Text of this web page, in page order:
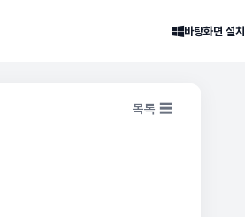
바탕화면 설치
목록 ☰